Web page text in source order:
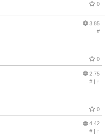
0
3.85
#
0
2.75
#| ↑
0
4.42
#| ↑